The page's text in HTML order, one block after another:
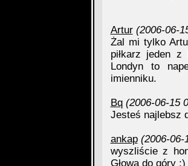
Artur (2006-06-
Żal mi tylko
piłkarz jeden z
Londyn to
imienniku.
Bq (2006-06-15
Jesteś najlebsz
ankap (2006-06-
wyszliście z
Głowa do góry